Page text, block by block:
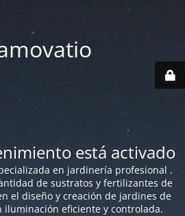
está activado
en jardinería profesional .
de sustratos y fertilizantes de
el diseño y creación de jardines de
iluminación eficiente y controlada.